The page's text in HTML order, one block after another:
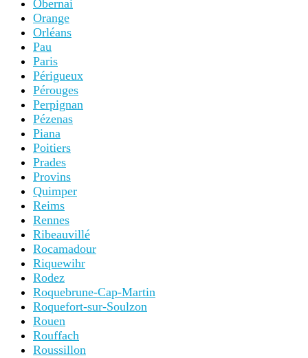
Obernai
Orange
Orléans
Pau
Paris
Périgueux
Pérouges
Perpignan
Pézenas
Piana
Poitiers
Prades
Provins
Quimper
Reims
Rennes
Ribeauvillé
Rocamadour
Riquewihr
Rodez
Roquebrune-Cap-Martin
Roquefort-sur-Soulzon
Rouen
Rouffach
Roussillon